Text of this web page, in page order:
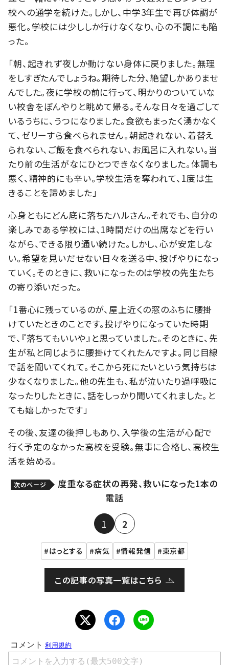
校への通学を続けた。しかし、中学3年生で再び体調が
悪化。学校には少ししか行けなくなり、心の不調にも陥
った。
「朝、起きれず夜しか動けない身体に戻りました。無理
をしすぎたんでしょうね。期待した分、絶望しかありませ
んでした。夜に学校の前に行って、明かりのついていな
い校舎をぼんやりと眺めて帰る。そんな日々を過ごして
いるうちに、うつになりました。食欲もまったく湧かなく
て、ゼリーすら食べられません。朝起きれない、着替え
られない、ご飯を食べられない、お風呂に入れない。当
たり前の生活がなにひとつできなくなりました。体調も
悪く、精神的にも辛い。学校生活を奪われて、1度は生
きることを諦めました」
心身ともにどん底に落ちたハルさん。それでも、自分の
楽しみである学校には、1時間だけの出席などを行い
ながら、できる限り通い続けた。しかし、心が安定しな
い。希望を見いだせない日々を送る中、投げやりになっ
ていく。そのときに、救いになったのは学校の先生たち
の寄り添いだった。
「1番心に残っているのが、屋上近くの窓のふちに腰掛
けていたときのことです。投げやりになっていた時期
で、『落ちてもいいや』と思っていました。そのときに、先
生が私と同じように腰掛けてくれたんですよ。同じ目線
で話を聞いてくれて。そこから死にたいという気持ちは
少なくなりました。他の先生も、私が泣いたり過呼吸に
なったりしたときに、話をしっかり聞いてくれました。と
ても嬉しかったです」
その後、友達の後押しもあり、入学後の生活が心配で
行く予定のなかった高校を受験。無事に合格し、高校生
活を始める。
次のページ
度重なる症状の再発、救いになった1本の
電話
1 2
はっとする 病気 情報発信 東京都
この記事の写真一覧はこちら